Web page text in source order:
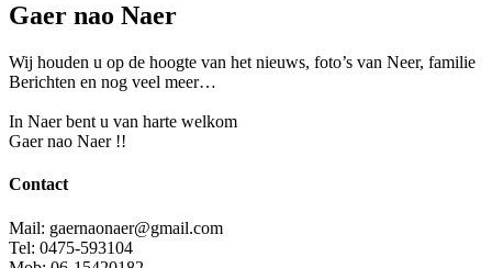
Gaer nao Naer
Wij houden u op de hoogte van het nieuws, foto’s van Neer, familie
Berichten en nog veel meer…
In Naer bent u van harte welkom
Gaer nao Naer !!
Contact
Mail: gaernaonaer@gmail.com
Tel: 0475-593104